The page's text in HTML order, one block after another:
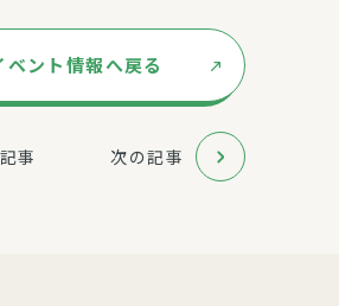
ベント情報へ戻る
事 次の記事